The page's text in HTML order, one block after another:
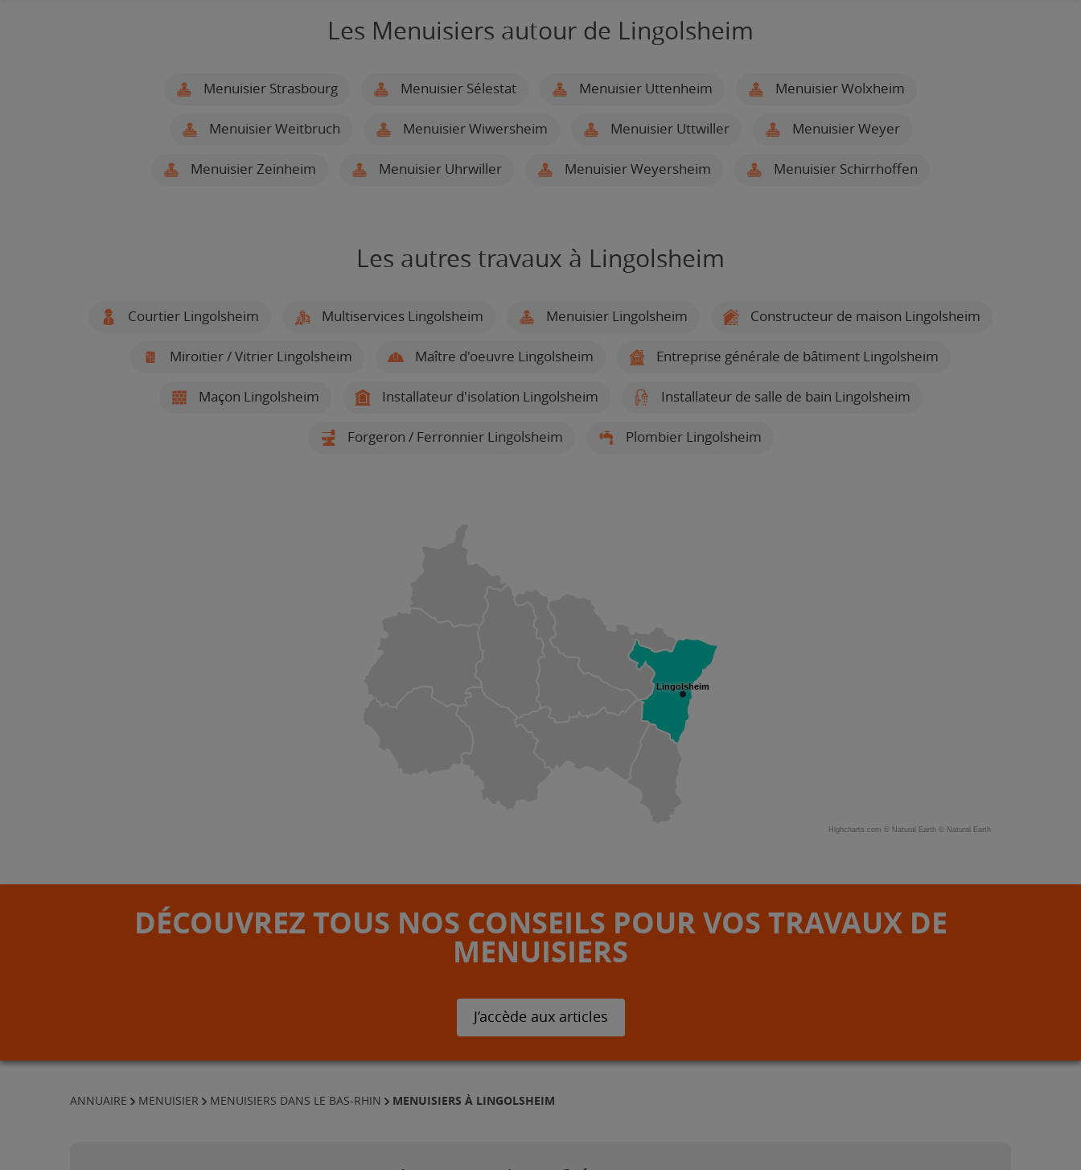
Les Menuisiers autour de Lingolsheim
Menuisier Strasbourg Menuisier Sélestat Menuisier Uttenheim Menuisier Wolxheim
Menuisier Weitbruch Menuisier Wiwersheim Menuisier Uttwiller Menuisier Weyer
Menuisier Zeinheim Menuisier Uhrwiller Menuisier Weyersheim Menuisier Schirrhoffen
Les autres travaux à Lingolsheim
Courtier Lingolsheim Multiservices Lingolsheim Menuisier Lingolsheim Constructeur de maison Lingolsheim
Miroitier / Vitrier Lingolsheim Maître d'oeuvre Lingolsheim Entreprise générale de bâtiment Lingolsheim
Maçon Lingolsheim Installateur d'isolation Lingolsheim Installateur de salle de bain Lingolsheim
Forgeron / Ferronnier Lingolsheim Plombier Lingolsheim
Lingolsheim
Highcharts.com © Natural Earth © Natural Earth
DÉCOUVREZ TOUS NOS CONSEILS POUR VOS TRAVAUX DE
MENUISIERS
J’accède aux articles
ANNUAIRE MENUISIER MENUISIERS DANS LE BAS-RHIN MENUISIERS À LINGOLSHEIM